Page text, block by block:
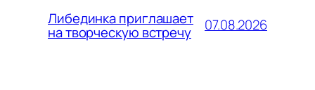
Либединка приглашает
на творческую встречу 07.08.2026